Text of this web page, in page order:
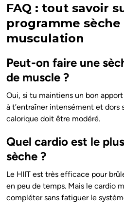
FAQ : tout savoir
programme sèche
musculation
Peut-on faire une
de muscle ?
Oui, si tu maintiens un bon
à t’entraîner intensément et
calorique doit être modéré.
Quel cardio est le
sèche ?
Le HIIT est très efficace pour
en peu de temps. Mais le cardio
compléter sans fatiguer le